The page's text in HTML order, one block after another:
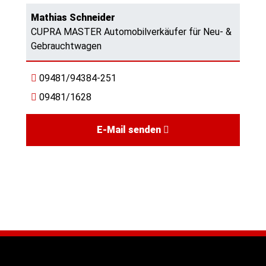
Mathias Schneider
CUPRA MASTER Automobilverkäufer für Neu- &
Gebrauchtwagen
09481/94384-251
09481/1628
E-Mail senden